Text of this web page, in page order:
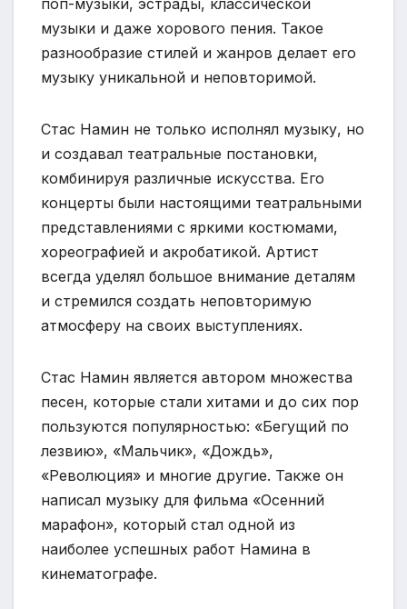
музыки и даже хорового пения. Такое
разнообразие стилей и жанров делает его
музыку уникальной и неповторимой.
Стас Намин не только исполнял музыку, но
и создавал театральные постановки,
комбинируя различные искусства. Его
концерты были настоящими театральными
представлениями с яркими костюмами,
хореографией и акробатикой. Артист
всегда уделял большое внимание деталям
и стремился создать неповторимую
атмосферу на своих выступлениях.
Стас Намин является автором множества
песен, которые стали хитами и до сих пор
пользуются популярностью: «Бегущий по
лезвию», «Мальчик», «Дождь»,
«Революция» и многие другие. Также он
написал музыку для фильма «Осенний
марафон», который стал одной из
наиболее успешных работ Намина в
кинематографе.